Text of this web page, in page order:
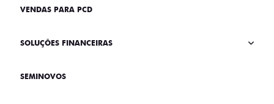
VENDAS PARA PCD
SOLUÇÕES FINANCEIRAS
SEMINOVOS